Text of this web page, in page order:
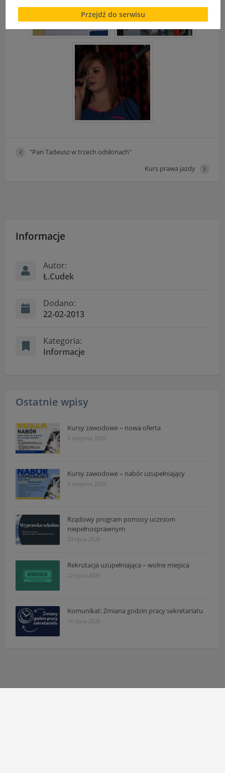
"Pan Tadeusz w trzech odsłonach"
Kurs prawa jazdy
Informacje
Autor:
Ł.Cudek
Dodano:
22-02-2013
Kategoria:
Informacje
Ostatnie wpisy
Kursy zawodowe – nowa oferta
5 sierpnia 2026
Kursy zawodowe – nabór uzupełniający
5 sierpnia 2026
Rządowy program pomocy uczniom
niepełnosprawnym
29 lipca 2026
Rekrutacja uzupełniająca – wolne miejsca
22 lipca 2026
Komunikat: Zmiana godzin pracy sekretariatu
16 lipca 2026
Brak zgody bądź ograniczenie funkcjonalności plików
cookies lub local storage, może utrudnić lub
uniemożliwić korzystanie z Serwisu.
przetwarzania danych osobowych dostępne są cały
"Nasza szkoła" > "Bezpieczeństwo"
Przejdź do serwisu